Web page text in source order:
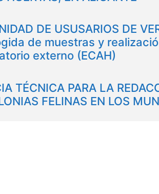
DE USUSARIOS DE
de muestras y
externo (ECAH)
TÉCNICA PARA LA
FELINAS EN LOS